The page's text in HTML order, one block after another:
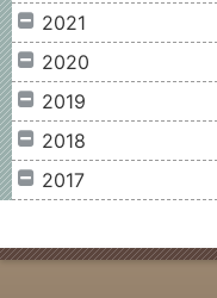
2021
2020
2019
2018
2017